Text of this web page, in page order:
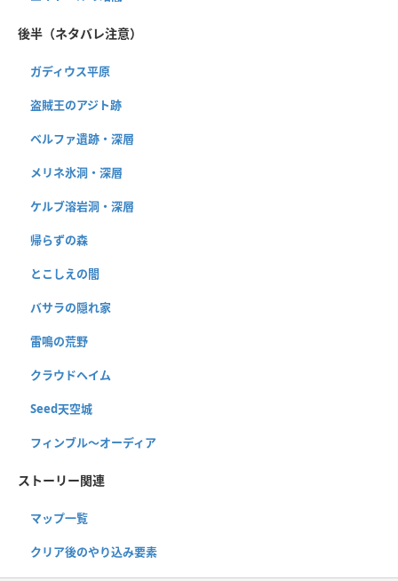
後半（ネタバレ注意）
ガディウス平原
盗賊王のアジト跡
ベルファ遺跡・深層
メリネ氷洞・深層
ケルブ溶岩洞・深層
帰らずの森
とこしえの闇
バサラの隠れ家
雷鳴の荒野
クラウドヘイム
Seed天空城
フィンブル〜オーディア
ストーリー関連
マップ一覧
クリア後のやり込み要素